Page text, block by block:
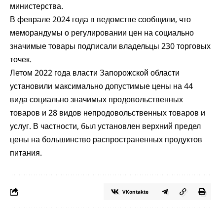
министерства.
В феврале 2024 года в ведомстве сообщили, что
меморандумы о регулировании цен на социально
значимые товары подписали владельцы 230 торговых
точек.
Летом 2022 года власти Запорожской области
установили максимально допустимые цены на 44
вида социально значимых продовольственных
товаров и 28 видов непродовольственных товаров и
услуг. В частности, был установлен верхний предел
цены на большинство распространенных продуктов
питания.
VKontakte